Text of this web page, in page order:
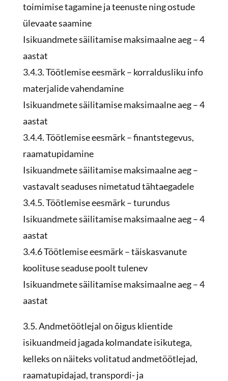
toimimise tagamine ja teenuste ning ostude
ülevaate saamine
Isikuandmete säilitamise maksimaalne aeg – 4
aastat
3.4.3. Töötlemise eesmärk – korraldusliku info
materjalide vahendamine
Isikuandmete säilitamise maksimaalne aeg – 4
aastat
3.4.4. Töötlemise eesmärk – finantstegevus,
raamatupidamine
Isikuandmete säilitamise maksimaalne aeg –
vastavalt seaduses nimetatud tähtaegadele
3.4.5. Töötlemise eesmärk – turundus
Isikuandmete säilitamise maksimaalne aeg – 4
aastat
3.4.6 Töötlemise eesmärk – täiskasvanute
koolituse seaduse poolt tulenev
Isikuandmete säilitamise maksimaalne aeg – 4
aastat
3.5. Andmetöötlejal on õigus klientide
isikuandmeid jagada kolmandate isikutega,
kelleks on näiteks volitatud andmetöötlejad,
raamatupidajad, transpordi- ja